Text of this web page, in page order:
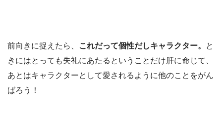
前向きに捉えたら、 これだって個性だしキャラクター。
と
きにはとっても失礼にあたるということだけ肝に命じて、
あとはキャラクターとして愛されるように他のことをがん
ばろう！